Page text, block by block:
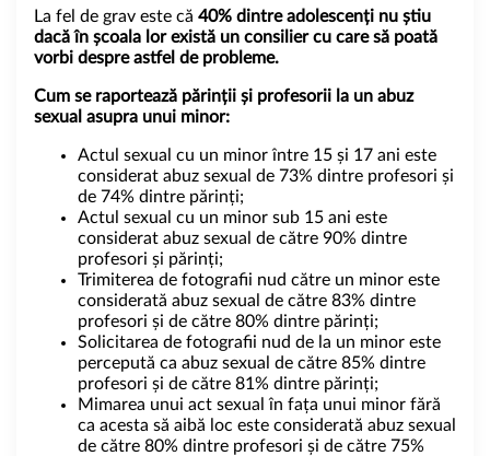
La fel de grav este că 40% dintre adolescenți nu știu
dacă în școala lor există un consilier cu care să poată
vorbi despre astfel de probleme.
Cum se raportează părinții și profesorii la un abuz
sexual asupra unui minor:
Actul sexual cu un minor între 15 și 17 ani este
considerat abuz sexual de 73% dintre profesori și
de 74% dintre părinți;
Actul sexual cu un minor sub 15 ani este
considerat abuz sexual de către 90% dintre
profesori și părinți;
Trimiterea de fotografii nud către un minor este
considerată abuz sexual de către 83% dintre
profesori și de către 80% dintre părinți;
Solicitarea de fotografii nud de la un minor este
percepută ca abuz sexual de către 85% dintre
profesori și de către 81% dintre părinți;
Mimarea unui act sexual în fața unui minor fără
ca acesta să aibă loc este considerată abuz sexual
de către 80% dintre profesori și de către 75%